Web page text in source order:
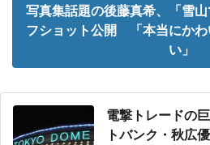
写真集話題の後藤真希、「雪
フショット公開 「本当にかわ
い」
電撃トレードの
トバンク・秋広